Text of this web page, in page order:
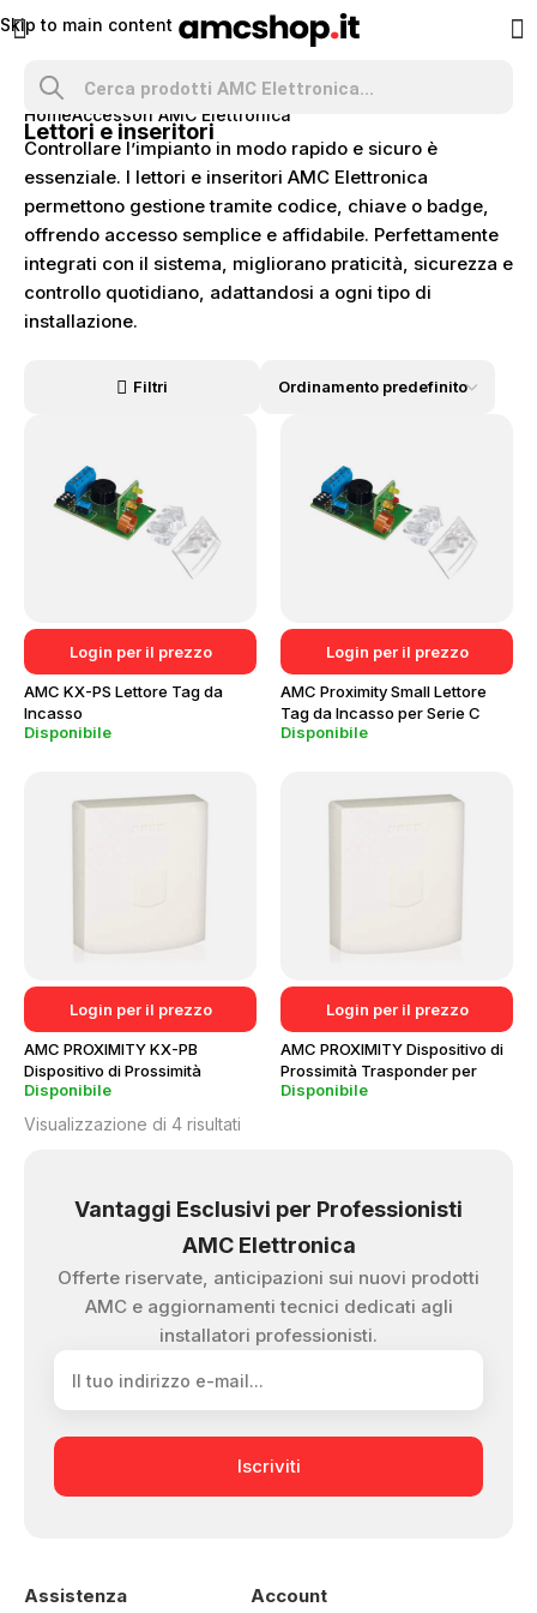
Skip to main content
HomeAccessori AMC Elettronica
Lettori e inseritori
Controllare l’impianto in modo rapido e sicuro è
essenziale. I lettori e inseritori AMC Elettronica
permettono gestione tramite codice, chiave o badge,
offrendo accesso semplice e affidabile. Perfettamente
integrati con il sistema, migliorano praticità, sicurezza e
controllo quotidiano, adattandosi a ogni tipo di
installazione.
Filtri
Login per il prezzo
AMC KX-PS Lettore Tag da
Incasso
Disponibile
Login per il prezzo
AMC Proximity Small Lettore
Tag da Incasso per Serie C
Disponibile
Login per il prezzo
AMC PROXIMITY KX-PB
Dispositivo di Prossimità
Trasponder
Disponibile
Login per il prezzo
AMC PROXIMITY Dispositivo di
Prossimità Trasponder per
Centrali Serie C
Disponibile
Visualizzazione di 4 risultati
Vantaggi Esclusivi per Professionisti
AMC Elettronica
Offerte riservate, anticipazioni sui nuovi prodotti
AMC e aggiornamenti tecnici dedicati agli
installatori professionisti.
Iscriviti
Assistenza Account